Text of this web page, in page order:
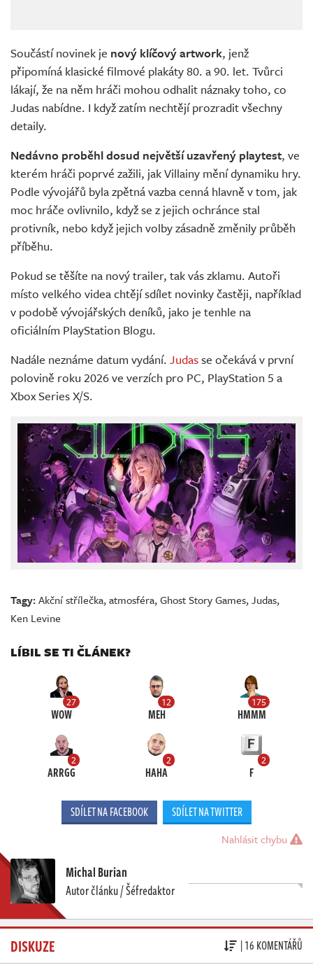
Součástí novinek je nový klíčový artwork, jenž
připomíná klasické filmové plakáty 80. a 90. let. Tvůrci
lákají, že na něm hráči mohou odhalit náznaky toho, co
Judas nabídne. I když zatím nechtějí prozradit všechny
detaily.
Nedávno proběhl dosud největší uzavřený playtest, ve
kterém hráči poprvé zažili, jak Villainy mění dynamiku hry.
Podle vývojářů byla zpětná vazba cenná hlavně v tom, jak
moc hráče ovlivnilo, když se z jejich ochránce stal
protivník, nebo když jejich volby zásadně změnily průběh
příběhu.
Pokud se těšíte na nový trailer, tak vás zklamu. Autoři
místo velkého videa chtějí sdílet novinky častěji, například
v podobě vývojářských deníků, jako je tenhle na
oficiálním PlayStation Blogu.
Nadále neznáme datum vydání. Judasse očekává v první
polovině roku 2026 ve verzích pro PC, PlayStation 5 a
Xbox Series X/S.
Tagy:Akční střílečka,atmosféra,Ghost Story Games,Judas,
Ken Levine
LÍBIL SE TI ČLÁNEK?
27
WOW
12
MEH
175
HMMM
2
ARRGG
2
HAHA
2
F
SDÍLET NA FACEBOOK SDÍLET NA TWITTER
Nahlásit chybu
Michal Burian
Autor článku / Šéfredaktor
DISKUZE | 16 KOMENTÁŘŮ